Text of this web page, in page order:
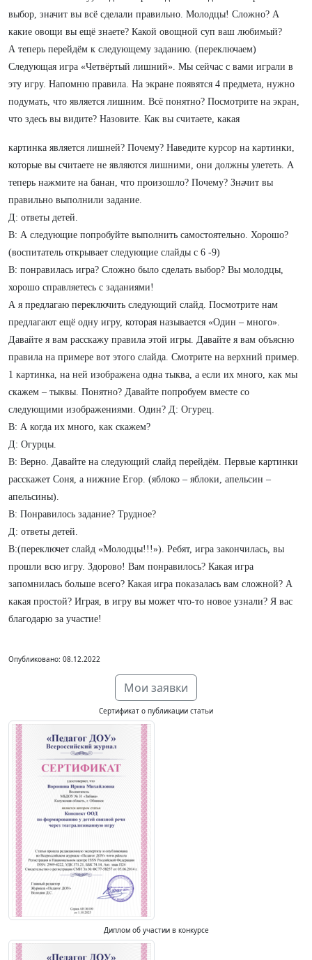
выбор, значит вы всё сделали правильно. Молодцы! Сложно? А
какие овощи вы ещё знаете? Какой овощной суп ваш любимый?
А теперь перейдём к следующему заданию. (переключаем)
Следующая игра «Четвёртый лишний». Мы сейчас с вами играли в
эту игру. Напомню правила. На экране появятся 4 предмета, нужно
подумать, что является лишним. Всё понятно? Посмотрите на экран,
что здесь вы видите? Назовите. Как вы считаете, какая
картинка является лишней? Почему? Наведите курсор на картинки,
которые вы считаете не являются лишними, они должны улететь. А
теперь нажмите на банан, что произошло? Почему? Значит вы
правильно выполнили задание.
Д: ответы детей.
В: А следующие попробуйте выполнить самостоятельно. Хорошо?
(воспитатель открывает следующие слайды с 6 -9)
В: понравилась игра? Сложно было сделать выбор? Вы молодцы,
хорошо справляетесь с заданиями!
А я предлагаю переключить следующий слайд. Посмотрите нам
предлагают ещё одну игру, которая называется «Один – много».
Давайте я вам расскажу правила этой игры. Давайте я вам объясню
правила на примере вот этого слайда. Смотрите на верхний пример.
1 картинка, на ней изображена одна тыква, а если их много, как мы
скажем – тыквы. Понятно? Давайте попробуем вместе со
следующими изображениями. Один? Д: Огурец.
В: А когда их много, как скажем?
Д: Огурцы.
В: Верно. Давайте на следующий слайд перейдём. Первые картинки
расскажет Соня, а нижние Егор. (яблоко – яблоки, апельсин –
апельсины).
В: Понравилось задание? Трудное?
Д: ответы детей.
В:(переключет слайд «Молодцы!!!»). Ребят, игра закончилась, вы
прошли всю игру. Здорово! Вам понравилось? Какая игра
запомнилась больше всего? Какая игра показалась вам сложной? А
какая простой? Играя, в игру вы может что-то новое узнали? Я вас
благодарю за участие!
Опубликовано: 08.12.2022
Мои заявки
Сертификат о публикации статьи
Диплом об участии в конкурсе